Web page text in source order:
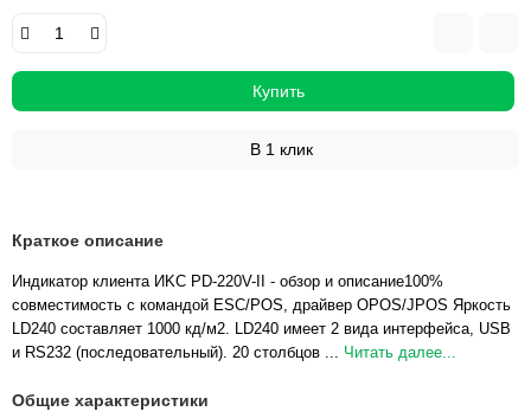
Купить
В 1 клик
Краткое описание
Индикатор клиента ИKC PD-220V-II - обзор и описание100%
совместимость с командой ESC/POS, драйвер OPOS/JPOS Яркость
LD240 составляет 1000 кд/м2. LD240 имеет 2 вида интерфейса, USB
и RS232 (последовательный). 20 столбцов ... Читать далее...
Общие характеристики